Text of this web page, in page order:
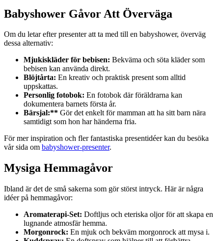
Babyshower Gåvor Att Överväga
Om du letar efter presenter att ta med till en babyshower, överväg
dessa alternativ:
Mjukiskläder för bebisen: Bekväma och söta kläder som
bebisen kan använda direkt.
Blöjtårta: En kreativ och praktisk present som alltid
uppskattas.
Personlig fotobok: En fotobok där föräldrarna kan
dokumentera barnets första år.
Bärsjal:** Gör det enkelt för mamman att ha sitt barn nära
samtidigt som hon har händerna fria.
För mer inspiration och fler fantastiska presentidéer kan du besöka
vår sida om babyshower-presenter.
Mysiga Hemmagåvor
Ibland är det de små sakerna som gör störst intryck. Här är några
idéer på hemmagåvor:
Aromaterapi-Set: Doftljus och eteriska oljor för att skapa en
lugnande atmosfär hemma.
Morgonrock: En mjuk och bekväm morgonrock att mysa i.